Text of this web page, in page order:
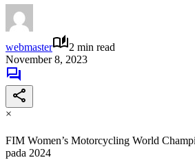
webmaster
2 min read
November 8, 2023
×
FIM Women’s Motorcycling World
pada 2024